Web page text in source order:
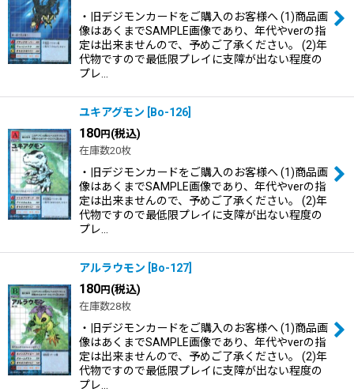
・旧デジモンカードをご購入のお客様へ (1)商品画
像はあくまでSAMPLE画像であり、年代やverの指
定は出来ませんので、予めご了承ください。 (2)年
代物ですので最低限プレイに支障が出ない程度の
プレ…
ユキアグモン Bo-126
180円(税込)
在庫数20枚
・旧デジモンカードをご購入のお客様へ (1)商品画
像はあくまでSAMPLE画像であり、年代やverの指
定は出来ませんので、予めご了承ください。 (2)年
代物ですので最低限プレイに支障が出ない程度の
プレ…
アルラウモン Bo-127
180円(税込)
在庫数28枚
・旧デジモンカードをご購入のお客様へ (1)商品画
像はあくまでSAMPLE画像であり、年代やverの指
定は出来ませんので、予めご了承ください。 (2)年
代物ですので最低限プレイに支障が出ない程度の
プレ…